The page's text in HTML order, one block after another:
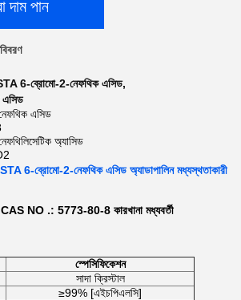
দাম পান
6-ব্রোমো-2-নেফথিক এসিড,
এসিড
অ্যাসিড
6-ব্রোমো-2-নেফথিক এসিড অ্যাডাপালিন মধ্যস্থতাকারী
CAS NO .: 5773-80-8 কারখানামধ্যবর্তী
স্পেসিফিকেশন
সাদা ক্রিস্টাল
≥99% [এইচপিএলসি]